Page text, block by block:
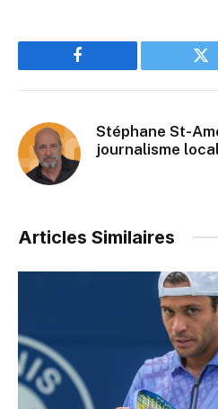
Facebook
Stéphane St-
journalisme
Articles Similaires